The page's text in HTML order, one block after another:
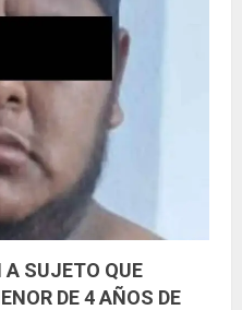
A SUJETO QUE
DE 4 AÑOS DE